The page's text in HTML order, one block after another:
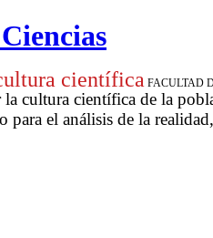
científica FACULTAD
la cultura científica de la
para el análisis de la